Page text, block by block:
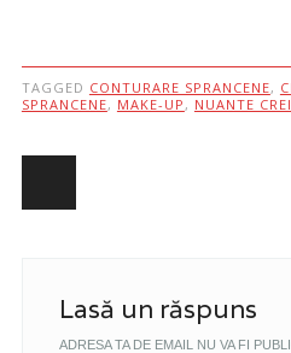
TAGGED CONTURARE SPRANCENE,
SPRANCENE, MAKE-UP , NUANTE
Lasă un răspuns
ADRESA TA DE EMAIL NU VA FI